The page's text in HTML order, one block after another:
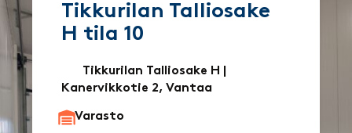
Tikkurilan Talliosake
H tila 10
Tikkurilan Talliosake H
Kanervikkotie 2, Vantaa
Varasto